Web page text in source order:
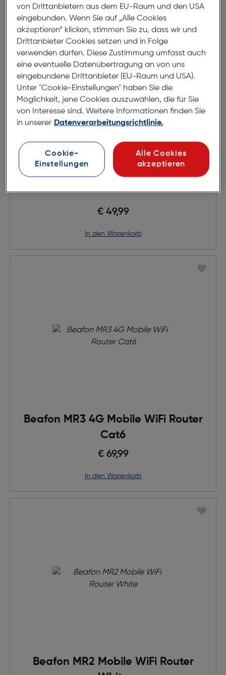
Beafon R222 Router white CAT7
€ 49,99
in den Warenkorb
Beafon MR3 4G Mobile WiFi Router
Cat6
€ 69,99
in den Warenkorb
Beafon MR2 Mobile WiFi Router
von Drittanbietern aus dem EU-Raum und den USA
eingebunden. Wenn Sie auf „Alle Cookies
akzeptieren“ klicken, stimmen Sie zu, dass wir und
Drittanbieter Cookies setzen und in Folge
verwenden dürfen. Diese Zustimmung umfasst auch
eine eventuelle Datenübertragung an von uns
eingebundene Drittanbieter (EU-Raum und USA).
Unter "Cookie-Einstellungen" haben Sie die
Möglichkeit, jene Cookies auszuwählen, die für Sie
von Interesse sind. Weitere Informationen finden Sie
in unserer Datenverarbeitungsrichtlinie.
Cookie-
Einstellungen
Alle Cookies
akzeptieren